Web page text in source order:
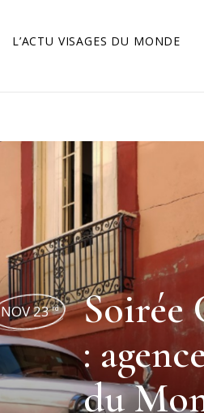
L’ACTU VISAGES DU MONDE
NOV 23 rd
Soirée
:
du